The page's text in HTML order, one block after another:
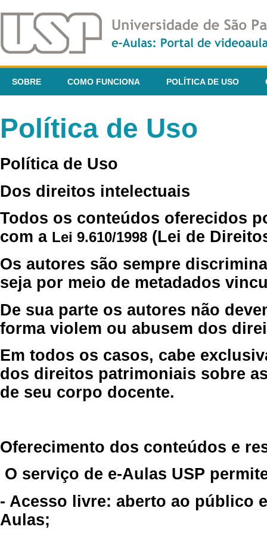
SOBRE COMO FUNCIONA POLÍTICA DE USO
Política de Uso
Política de Uso
Dos direitos intelectuais
Todos os conteúdos oferecidos
com a Lei 9.610/1998 (Lei de
Os autores são sempre
seja por meio de metadados
De sua parte os autores não
forma violem ou abusem dos
Em todos os casos, cabe
dos direitos patrimoniais sobre
de seu corpo docente.
Oferecimento dos conteúdos e
O serviço de e-Aulas USP
- Acesso livre: aberto ao público
Aulas;